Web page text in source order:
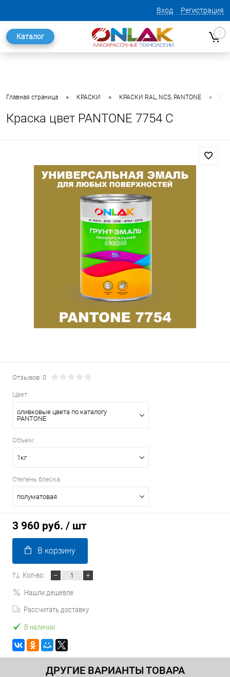
Вход Регистрация
Каталог 0
Главная страница • КРАСКИ • КРАСКИ RAL, NCS, PANTONE •
Краска цвет PANTONE 7754 C
Отзывов: 0
Цвет:
оливковые цвета по каталогу
PANTONE
Объем:
1кг
Степень блеска:
полуматовая
3 960 руб. / шт
В корзину
Кол-во:
Нашли дешевле
Рассчитать доставку
В наличии
ДРУГИЕ ВАРИАНТЫ ТОВАРА